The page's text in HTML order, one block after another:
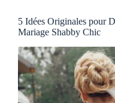
5 Idées Originales pour
Mariage Shabby Chic